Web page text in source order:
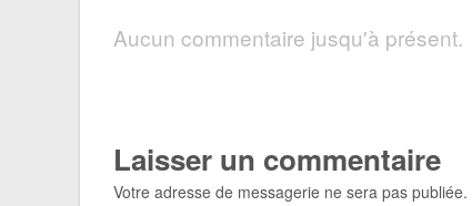
Aucun commentaire jusqu'à présent.
Laisser un commentaire
Votre adresse de messagerie ne sera pas publiée.